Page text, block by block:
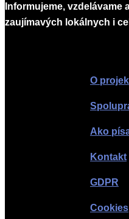
Informujeme,
zaujímavých lokálnych i
O
Ako
Kontakt
GDPR
Cookies